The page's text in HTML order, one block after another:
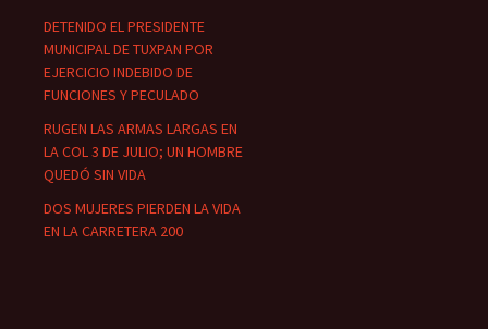
DETENIDO EL PRESIDENTE
MUNICIPAL DE TUXPAN POR
EJERCICIO INDEBIDO DE
FUNCIONES Y PECULADO
RUGEN LAS ARMAS LARGAS EN
LA COL 3 DE JULIO; UN HOMBRE
QUEDÓ SIN VIDA
DOS MUJERES PIERDEN LA VIDA
EN LA CARRETERA 200